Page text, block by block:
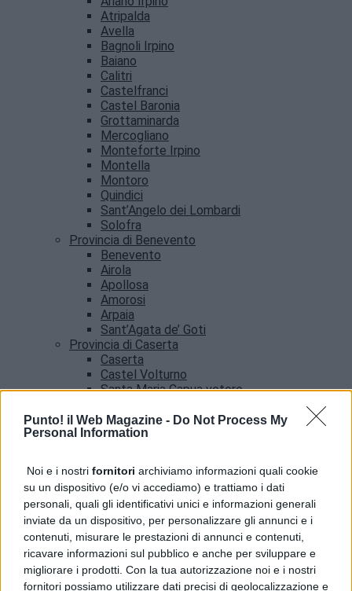
Punto! il Web Magazine - Do Not Process My
Personal Information
Noi e i nostri fornitori archiviamo informazioni quali cookie
su un dispositivo (e/o vi accediamo) e trattiamo i dati
personali, quali gli identificativi unici e informazioni generali
inviate da un dispositivo, per personalizzare gli annunci e i
contenuti, misurare le prestazioni di annunci e contenuti,
ricavare informazioni sul pubblico e anche per sviluppare e
migliorare i prodotti. Con la tua autorizzazione noi e i nostri
fornitori possiamo utilizzare dati precisi di geolocalizzazione e
Atripalda
Avella
Bagnoli Irpino
Baiano
Calitri
Castelfranci
Castel Baronia
Grottaminarda
Mercogliano
Monteforte Irpino
Montella
Montoro
Quindici
Sant’Angelo dei Lombardi
Solofra
Provincia di Benevento
Benevento
Airola
Apollosa
Amorosi
Arpaia
Sant’Agata de’ Goti
Provincia di Caserta
Caserta
Castel Volturno
Santa Maria Capua vetere
Salerno
Agropoli
Angri
Castellabate
News